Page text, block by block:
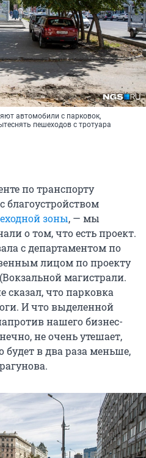
автомобили с парковок,
пешеходов с тротуара
по транспорту
благоустройством
зоны, — мы
о том, что есть проект.
с департаментом по
лицом по проекту
магистрали.
сказал, что парковка
И что выделенной
нашего бизнес-
не очень утешает,
будет в два раза меньше,